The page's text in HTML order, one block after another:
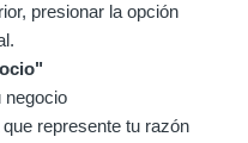
presionar la opción
negocio
represente tu razón